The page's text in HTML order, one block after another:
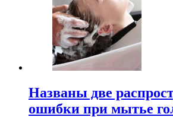
Названы две
ошибки при мытье